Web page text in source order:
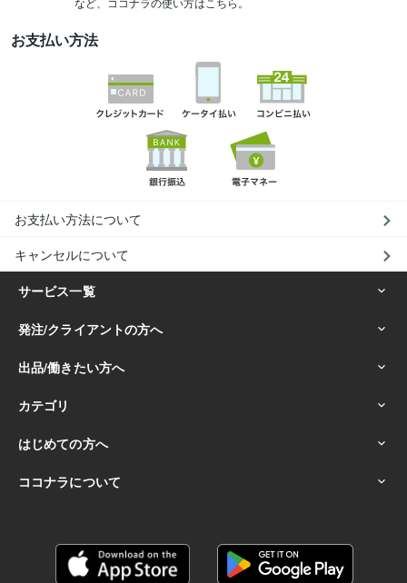
お支払い方法
お支払い方法について
キャンセルについて